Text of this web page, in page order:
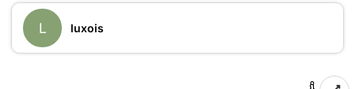
L luxois